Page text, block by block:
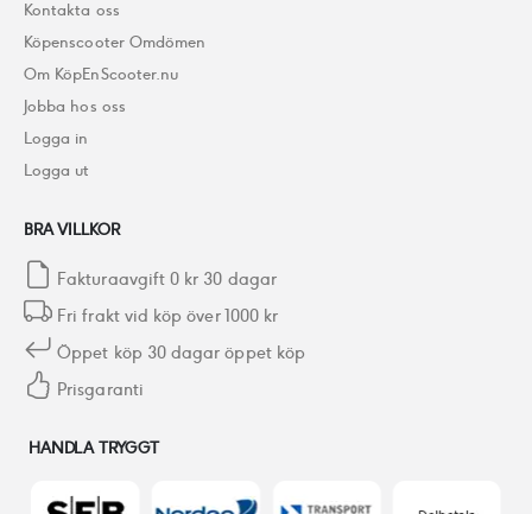
Kontakta oss
Köpenscooter Omdömen
Om KöpEnScooter.nu
Jobba hos oss
Logga in
Logga ut
BRA VILLKOR
Fakturaavgift 0 kr 30 dagar
Fri frakt vid köp över 1000 kr
Öppet köp 30 dagar öppet köp
Prisgaranti
HANDLA TRYGGT